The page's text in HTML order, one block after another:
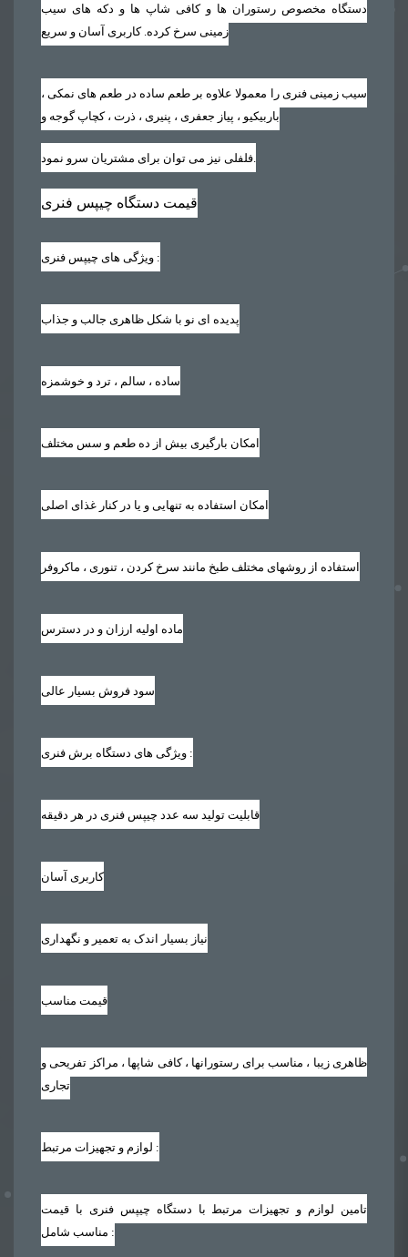
دستگاه مخصوص رستوران ها و کافی شاپ ها و دکه های سیب
زمینی سرخ کرده. کاربری آسان و سریع
سیب زمینی فنری را معمولا علاوه بر طعم ساده در طعم های نمکی ،
باربیکیو ، پیاز جعفری ، پنیری ، ذرت ، کچاپ گوجه و
قیمت دستگاه چیپس فنری
ویژگی های چیپس فنری :
پدیده ای نو با شکل ظاهری جالب و جذاب
ساده ، سالم ، ترد و خوشمزه
امکان بارگیری بیش از ده طعم و سس مختلف
امکان استفاده به تنهایی و یا در کنار غذای اصلی
استفاده از روشهای مختلف طبخ مانند سرخ کردن ، تنوری ، ماکروفر
ماده اولیه ارزان و در دسترس
سود فروش بسیار عالی
ویژگی های دستگاه برش فنری :
قابلیت تولید سه عدد چیپس فنری در هر دقیقه
کاربری آسان
نیاز بسیار اندک به تعمیر و نگهداری
قیمت مناسب
ظاهری زیبا ، مناسب برای رستورانها ، کافی شاپها ، مراکز تفریحی و
تجاری
لوازم و تجهیزات مرتبط :
تامین لوازم و تجهیزات مرتبط با دستگاه چیپس فنری با قیمت
مناسب شامل :